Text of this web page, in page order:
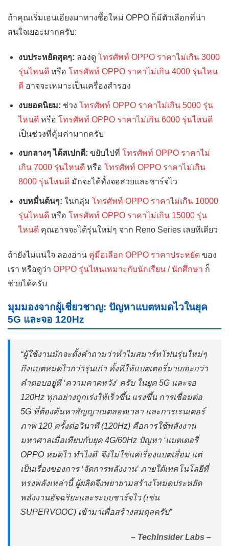
ถ้าคุณเริ่มเอนเอียงมาทางซื้อใหม่ OPPO ก็มีตัวเลือกที่น่า
สนใจเยอะมากครับ:
งบประหยัดสุดๆ: ลองดู โทรศัพท์ OPPO ราคาไม่เกิน 3000
รุ่นไหนดีหรือ โทรศัพท์ OPPO ราคาไม่เกิน 4000 รุ่นไหน
ดีอาจจะเหมาะเป็นเครื่องสำรอง
งบยอดนิยม: ช่วง โทรศัพท์ OPPO ราคาไม่เกิน 5000 รุ่น
ไหนดีหรือ โทรศัพท์ OPPO ราคาไม่เกิน 6000 รุ่นไหนดี
เป็นช่วงที่คุ้มค่ามากครับ
งบกลางๆ ได้สเปกดี: ขยับไปที่ โทรศัพท์ OPPO ราคาไม่
เกิน 7000 รุ่นไหนดีหรือ โทรศัพท์ OPPO ราคาไม่เกิน
8000 รุ่นไหนดีมักจะได้ทั้งจอสวยและชาร์จไว
งบหมื่นต้นๆ: ในกลุ่ม โทรศัพท์ OPPO ราคาไม่เกิน 10000
รุ่นไหนดีหรือ โทรศัพท์ OPPO ราคาไม่เกิน 15000 รุ่น
ไหนดีคุณอาจจะได้รุ่นใหม่ๆ จาก Reno Series เลยทีเดียว
ถ้ายังไม่แน่ใจ ลองอ่าน คู่มือเลือก OPPO ราคาประหยัด ของ
เรา หรือดูว่า OPPO รุ่นไหนเหมาะกับนักเรียน / นักศึกษา ก็
ช่วยได้ครับ
มุมมองจากผู้เชี่ยวชาญ: ปัญหาแบตหมดไวในยุค
5G และจอ 120Hz
“ผู้ใช้งานมักจะตั้งคำถามว่าทำไมสมาร์ทโฟนรุ่นใหม่ๆ
ถึงแบตหมดไวกว่ารุ่นเก่า ทั้งที่ให้แบตเตอรี่มาเยอะกว่า
คำตอบอยู่ที่ ‘ความคาดหวัง’ ครับ ในยุค 5G และจอ
120Hz ทุกอย่างถูกเร่งให้เร็วขึ้น แรงขึ้น การเชื่อมต่อ
5G ที่ต้องค้นหาสัญญาณตลอดเวลา และการเรนเดอร์
ภาพ 120 ครั้งต่อวินาที (120Hz) คือการใช้พลังงาน
มหาศาลเมื่อเทียบกับยุค 4G/60Hz ปัญหา ‘แบตเตอรี่
OPPO หมดไว ทำไงดี’ จึงไม่ใช่แค่เรื่องแบตเสื่อม แต่
เป็นเรื่องของการ ‘จัดการพลังงาน’ ภายใต้เทคโนโลยีที่
ทรงพลังเหล่านี้ ผู้ผลิตจึงพยายามสร้างโหมดประหยัด
พลังงานอัจฉริยะและระบบชาร์จไว (เช่น
SUPERVOOC) เข้ามาเพื่อสร้างสมดุลครับ”
– TechInsider Labs –